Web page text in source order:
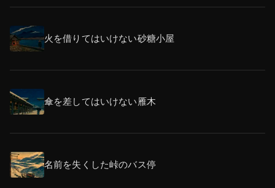
火を借りてはいけない砂糖小屋
傘を差してはいけない雁木
名前を失くした峠のバス停